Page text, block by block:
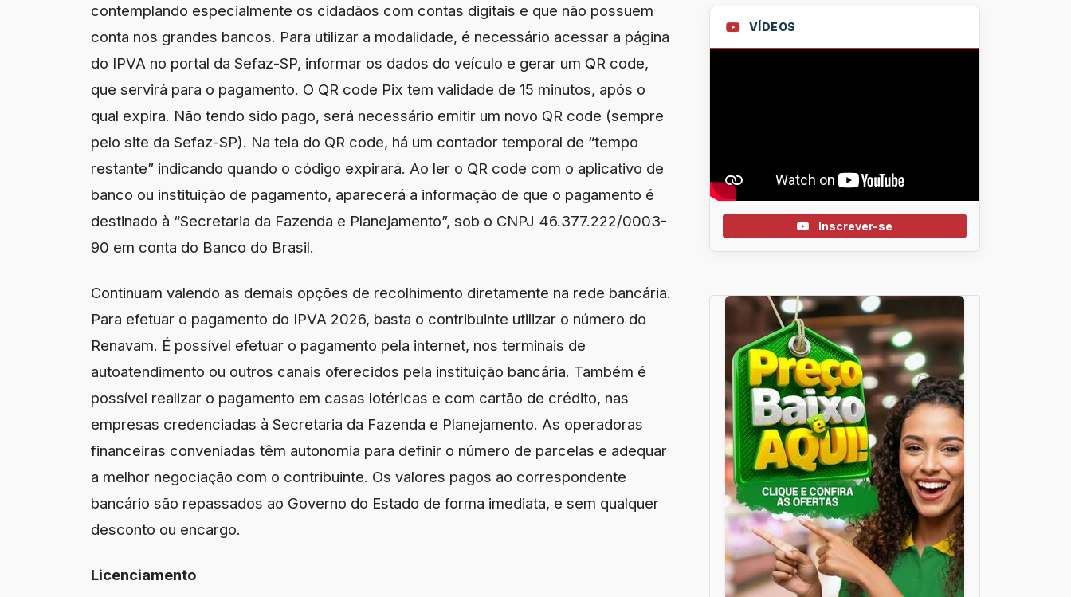
contemplando especialmente os cidadãos com contas digitais e que não possuem
conta nos grandes bancos. Para utilizar a modalidade, é necessário acessar a página
do IPVA no portal da Sefaz-SP, informar os dados do veículo e gerar um QR code,
que servirá para o pagamento. O QR code Pix tem validade de 15 minutos, após o
qual expira. Não tendo sido pago, será necessário emitir um novo QR code (sempre
pelo site da Sefaz-SP). Na tela do QR code, há um contador temporal de “tempo
restante” indicando quando o código expirará. Ao ler o QR code com o aplicativo de
banco ou instituição de pagamento, aparecerá a informação de que o pagamento é
destinado à “Secretaria da Fazenda e Planejamento”, sob o CNPJ 46.377.222/0003-
90 em conta do Banco do Brasil.
Continuam valendo as demais opções de recolhimento diretamente na rede bancária.
Para efetuar o pagamento do IPVA 2026, basta o contribuinte utilizar o número do
Renavam. É possível efetuar o pagamento pela internet, nos terminais de
autoatendimento ou outros canais oferecidos pela instituição bancária. Também é
possível realizar o pagamento em casas lotéricas e com cartão de crédito, nas
empresas credenciadas à Secretaria da Fazenda e Planejamento. As operadoras
financeiras conveniadas têm autonomia para definir o número de parcelas e adequar
a melhor negociação com o contribuinte. Os valores pagos ao correspondente
bancário são repassados ao Governo do Estado de forma imediata, e sem qualquer
desconto ou encargo.
Licenciamento
VÍDEOS
Inscrever-se